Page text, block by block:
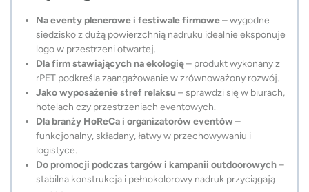
Na eventy plenerowe i festiwale firmowe– wygodne
siedzisko z dużą powierzchnią nadruku idealnie eksponuje
logo w przestrzeni otwartej.
Dla firm stawiających na ekologię– produkt wykonany z
rPET podkreśla zaangażowanie w zrównoważony rozwój.
Jako wyposażenie stref relaksu – sprawdzi się w biurach,
hotelach czy przestrzeniach eventowych.
Dla branży HoReCa i organizatorów eventów–
funkcjonalny, składany, łatwy w przechowywaniu i
logistyce.
Do promocji podczas targów i kampanii outdoorowych–
stabilna konstrukcja i pełnokolorowy nadruk przyciągają